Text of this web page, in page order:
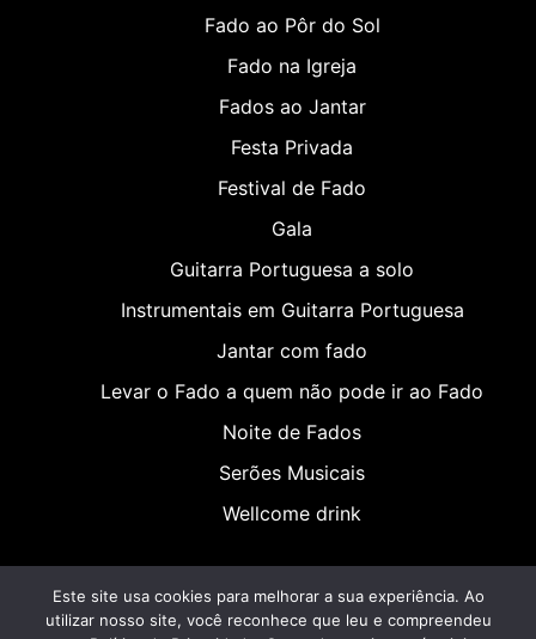
Fado ao Pôr do Sol
Fado na Igreja
Fados ao Jantar
Festa Privada
Festival de Fado
Gala
Guitarra Portuguesa a solo
Instrumentais em Guitarra Portuguesa
Jantar com fado
Levar o Fado a quem não pode ir ao Fado
Noite de Fados
Serões Musicais
Wellcome drink
Este site usa cookies para melhorar a sua experiência. Ao
utilizar nosso site, você reconhece que leu e compreendeu